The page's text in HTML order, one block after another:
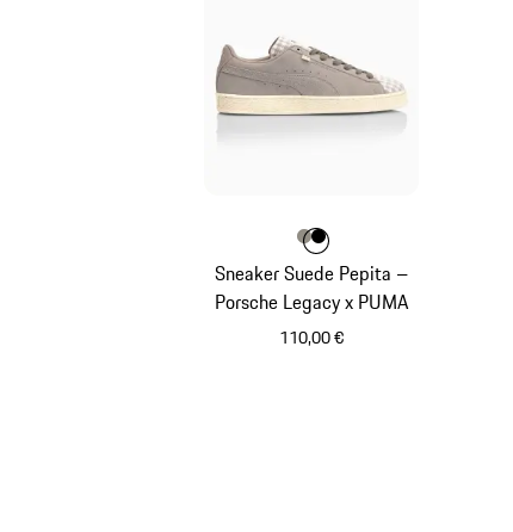
Sneaker Suede Pepita –
Porsche Legacy x PUMA
110,00 €
Farbe
FarbeFarbe